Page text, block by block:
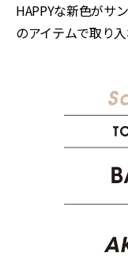
HAPPYな新色がサ
のアイテムで取り